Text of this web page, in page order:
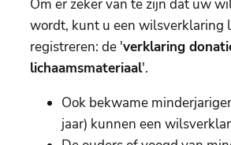
Om er zeker van te zijn dat uw
wordt, kunt u een wilsverklaring
registreren: de 'verklaring
lichaamsmateriaal'.
Ook bekwame
jaar) kunnen een